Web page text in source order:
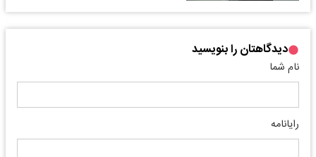
دیدگاهتان را بنویسید
نام شما
رایانامه